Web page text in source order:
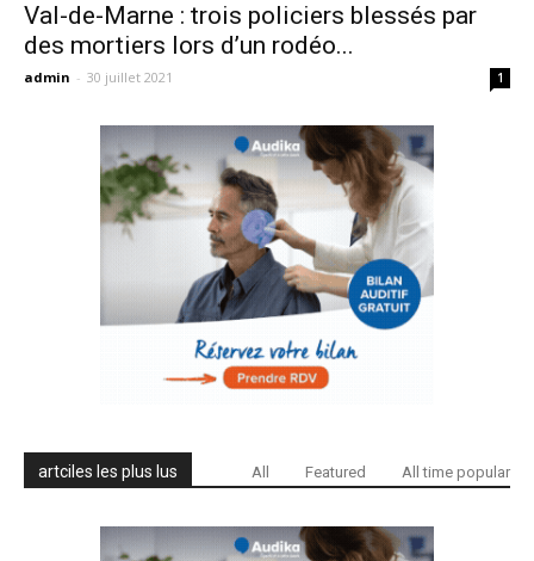
Val-de-Marne : trois policiers blessés par
des mortiers lors d’un rodéo...
admin - 30 juillet 2021 1
artciles les plus lus All Featured All time popular